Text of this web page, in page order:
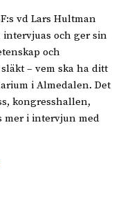
vd Lars Hultman
intervjuas och ger sin
och
– vem ska ha ditt
i Almedalen. Det
kongresshallen,
mer i intervjun med